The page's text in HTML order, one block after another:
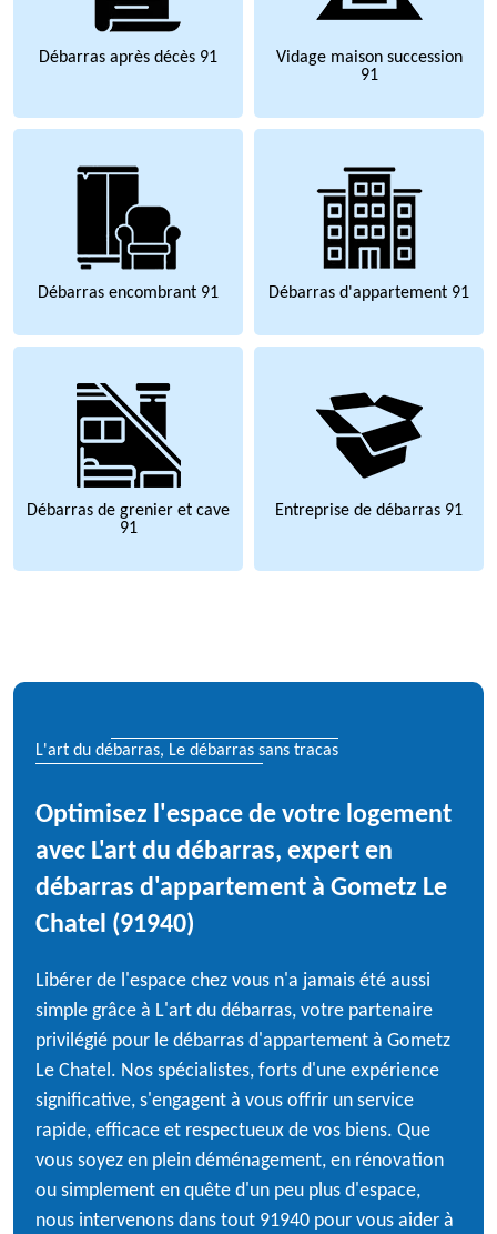
Débarras après décès 91
Vidage maison succession
91
Débarras encombrant 91 Débarras d'appartement 91
Débarras de grenier et cave
91
Entreprise de débarras 91
L'art du débarras, Le débarras sans tracas
Optimisez l'espace de votre logement
avec L'art du débarras, expert en
débarras d'appartement à Gometz Le
Chatel (91940)
Libérer de l'espace chez vous n'a jamais été aussi
simple grâce à L'art du débarras, votre partenaire
privilégié pour le débarras d'appartement à Gometz
Le Chatel. Nos spécialistes, forts d'une expérience
significative, s'engagent à vous offrir un service
rapide, efficace et respectueux de vos biens. Que
vous soyez en plein déménagement, en rénovation
ou simplement en quête d'un peu plus d'espace,
nous intervenons dans tout 91940 pour vous aider à